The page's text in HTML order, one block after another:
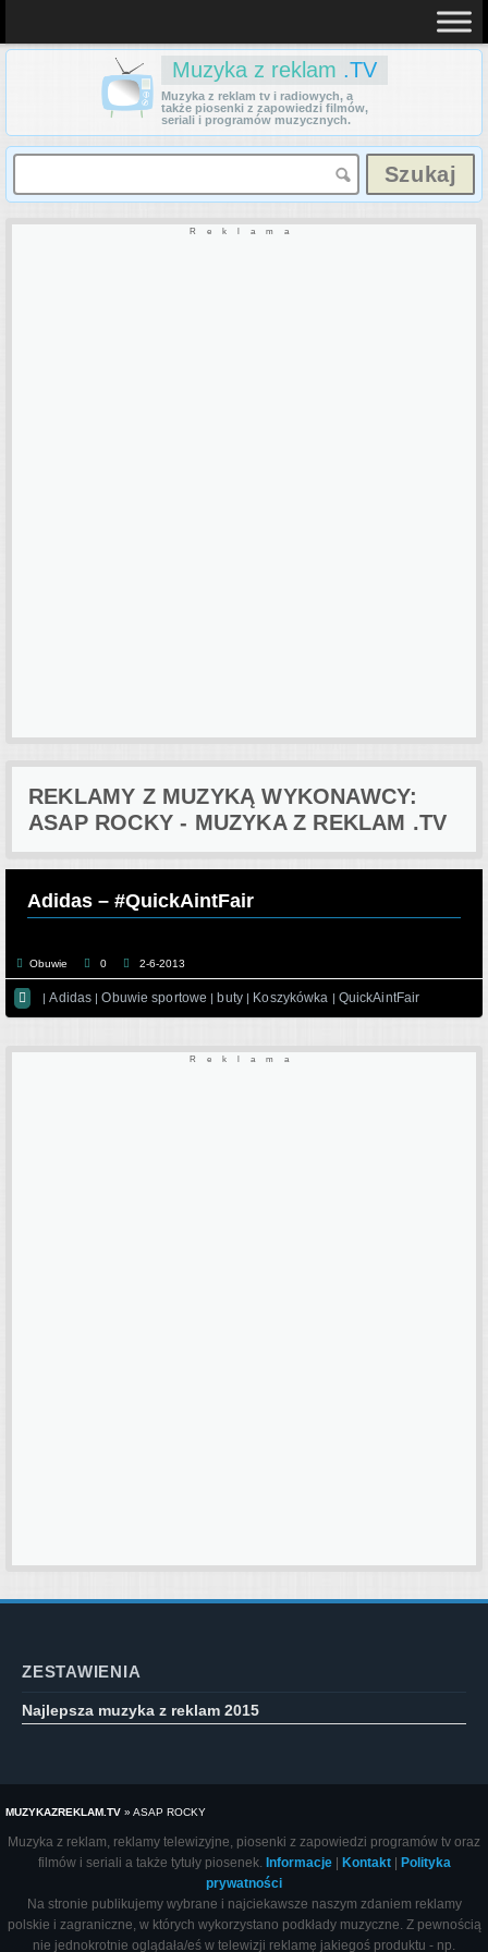
Muzyka z reklam .TV
Muzyka z reklam tv i radiowych, a
także piosenki z zapowiedzi filmów,
seriali i programów muzycznych.
Reklama
REKLAMY Z MUZYKĄ WYKONAWCY:
ASAP ROCKY - MUZYKA Z REKLAM .TV
Adidas – #QuickAintFair
Obuwie 0 2-6-2013
 |Adidas |Obuwie sportowe | buty| Koszykówka | QuickAintFair
Reklama
ZESTAWIENIA
Najlepsza muzyka z reklam 2015
MUZYKAZREKLAM.TV » ASAP ROCKY
Muzyka z reklam, reklamy telewizyjne, piosenki z zapowiedzi programów tv oraz
filmów i seriali a także tytuły piosenek. Informacje| Kontakt|
Polityka
prywatności
Na stronie publikujemy wybrane i najciekawsze naszym zdaniem reklamy
polskie i zagraniczne, w których wykorzystano podkłady muzyczne. Z pewnością
nie jednokrotnie oglądała/eś w telewizji reklamę jakiegoś produktu - np.